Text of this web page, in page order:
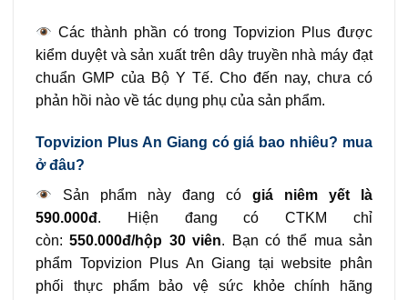
Các thành phần có trong Topvizion Plus được
kiểm duyệt và sản xuất trên dây truyền nhà máy đạt
chuẩn GMP của Bộ Y Tế. Cho đến nay, chưa có
phản hồi nào về tác dụng phụ của sản phẩm.
Topvizion Plus An Giang có giá bao nhiêu? mua
ở đâu?
Sản phẩm này đang cógiá niêm yết là
590.000đ. Hiện đang có CTKM chỉ
còn:550.000đ/hộp 30 viên. Bạn có thể mua sản
phẩm Topvizion Plus An Giang tại website phân
phối thực phẩm bảo vệ sức khỏe chính hãng